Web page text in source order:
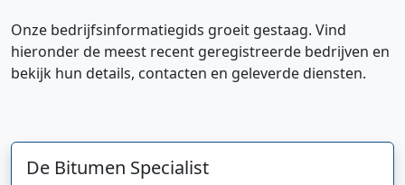
Onze bedrijfsinformatiegids groeit gestaag. Vind
hieronder de meest recent geregistreerde bedrijven en
bekijk hun details, contacten en geleverde diensten.
De Bitumen Specialist